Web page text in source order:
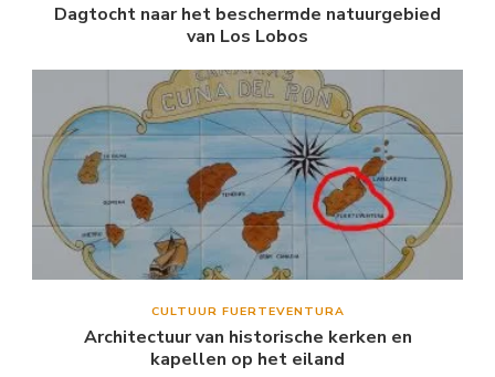
Dagtocht naar het beschermde natuurgebied
van Los Lobos
CULTUUR FUERTEVENTURA
Architectuur van historische kerken en
kapellen op het eiland